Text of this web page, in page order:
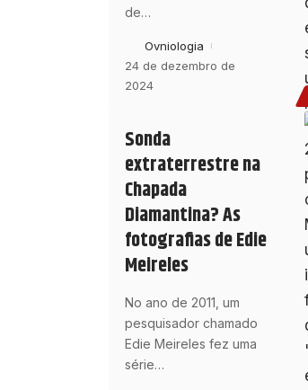
de…
Ovniologia
24 de dezembro de
2024
Sonda
extraterrestre na
Chapada
Diamantina? As
fotografias de Edie
Meireles
No ano de 2011, um
pesquisador chamado
Edie Meireles fez uma
série…